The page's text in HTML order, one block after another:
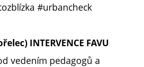
#urbancheck
INTERVENCE FAVU
vedením pedagogů a